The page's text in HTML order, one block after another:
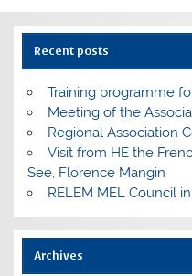
Recent posts
Training programme
Meeting of the
Regional Association
Visit from HE the
See, Florence Mangin
RELEM MEL Council
Archives